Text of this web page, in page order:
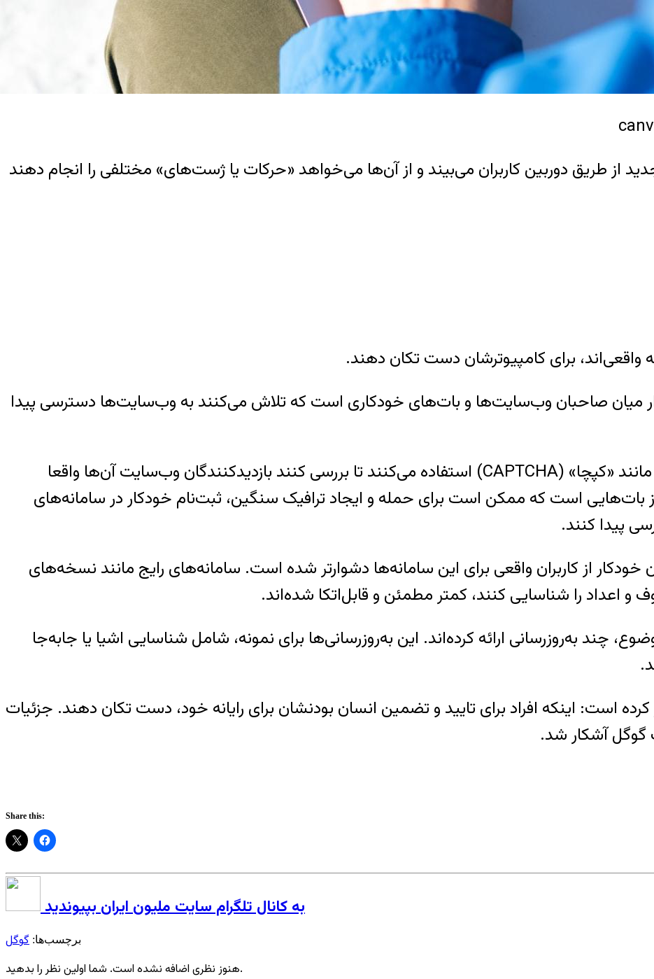
از طریق دوربین کاربران می‌بیند و از آن‌ها می‌خواهد «حرکات یا ژست‌های» مختلفی را انجام دهند
واقعی‌اند، برای کامپیوترشان دست تکان دهند.
میان صاحبان وب‌سایت‌ها و بات‌های خودکاری است که تلاش می‌کنند به وب‌سایت‌ها دسترسی پیدا
بسیاری از صاحبان وب‌سایت از سامانه‌هایی مانند «کپچا» (CAPTCHA) استفاده می‌کنند تا بررسی کنند بازدیدکنندگان وب‌سایت آن‌ها واقعا
بات‌هایی است که ممکن است برای حمله و ایجاد ترافیک سنگین، ثبت‌نام خودکار در سامانه‌های
پیدا کنند.
از کاربران واقعی برای این سامانه‌ها دشوارتر شده است. سامانه‌های رایج مانند نسخه‌های
و اعداد را شناسایی کنند، کمتر مطمئن و قابل‌اتکا شده‌اند.
چند به‌روزرسانی ارائه کرده‌اند. این به‌روزرسانی‌ها برای نمونه، شامل شناسایی اشیا یا جابه‌جا
کرده است: اینکه افراد برای تایید و تضمین انسان بودنشان برای رایانه خود، دست تکان دهند. جزئیات
آشکار شد.
Share this:
به کانال تلگرام سایت ملیون ایران بپیوندید
برچسب‌ها: گوگل
هنوز نظری اضافه نشده است. شما اولین نظر را بدهید.